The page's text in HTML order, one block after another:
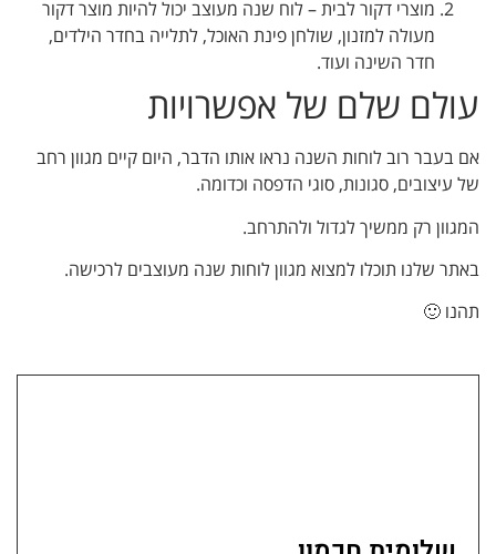
מוצרי דקור לבית – לוח שנה מעוצב יכול להיות מוצר דקור
מעולה למזנון, שולחן פינת האוכל, לתלייה בחדר הילדים,
חדר השינה ועוד.
עולם שלם של אפשרויות
אם בעבר רוב לוחות השנה נראו אותו הדבר, היום קיים מגוון רחב
של עיצובים, סגונות, סוגי הדפסה וכדומה.
המגוון רק ממשיך לגדול ולהתרחב.
באתר שלנו תוכלו למצוא מגוון לוחות שנה מעוצבים לרכישה.
תהנו 🙂